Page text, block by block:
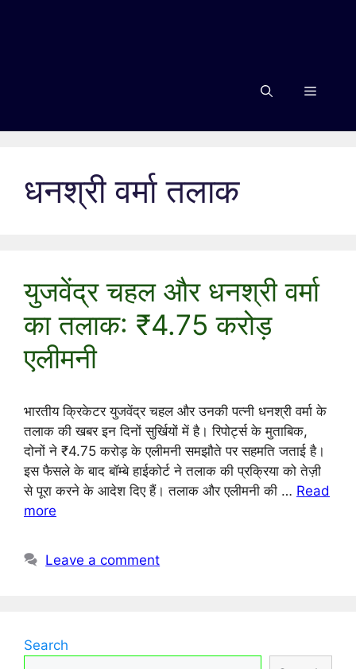
Menu
धनश्री वर्मा तलाक
युजवेंद्र चहल और धनश्री वर्मा
का तलाक: ₹4.75 करोड़
एलीमनी
भारतीय क्रिकेटर युजवेंद्र चहल और उनकी पत्नी धनश्री वर्मा के
तलाक की खबर इन दिनों सुर्खियों में है। रिपोर्ट्स के मुताबिक,
दोनों ने ₹4.75 करोड़ के एलीमनी समझौते पर सहमति जताई है।
इस फैसले के बाद बॉम्बे हाईकोर्ट ने तलाक की प्रक्रिया को तेज़ी
से पूरा करने के आदेश दिए हैं। तलाक और एलीमनी की … Read
more
Leave a comment
Search